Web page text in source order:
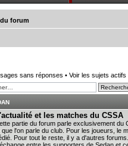
forum
sans réponses • Voir les sujets actifs
et les matches du CSSA
partie du forum parle exclusivement du
que l'on parle du club. Pour les joueurs, le
Pour tout le reste, il y a d'autres
entre les supporters de Sedan et